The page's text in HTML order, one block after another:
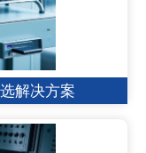
解决方案